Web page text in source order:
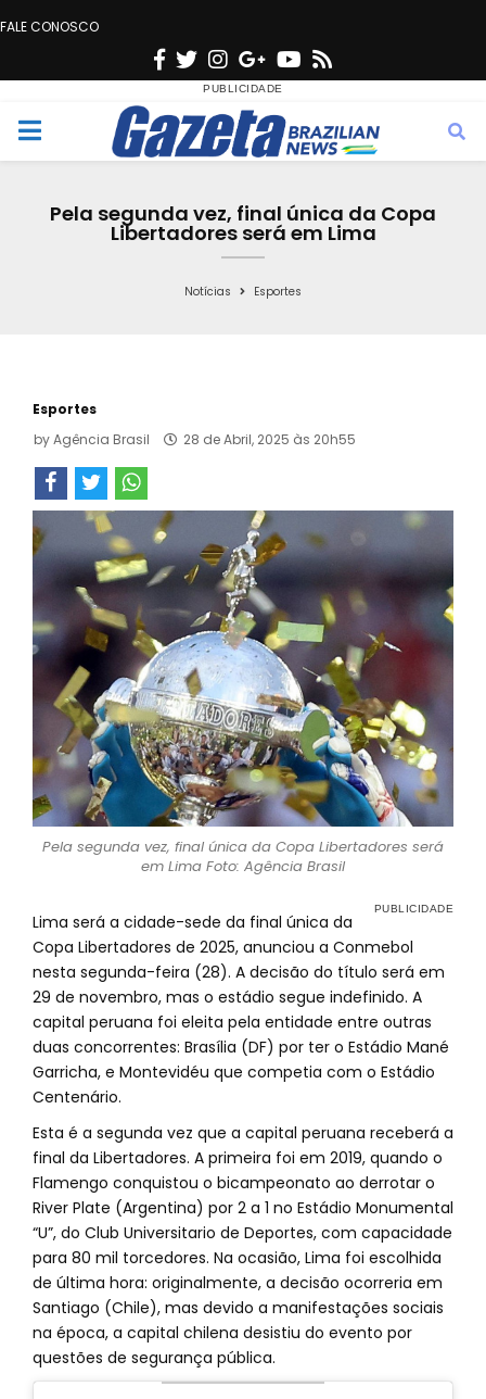
FALE CONOSCO
F
c
e
o
T
w
i
t
e
n
s
t
g
r
a
G
o
o
g
e
Y
u
t
b
s
M
Pela segunda vez, final única da Copa
Libertadores será em Lima
Notícias Esportes
Esportes
byAgência Brasil 28 de Abril, 2025 às 20h55
Pela segunda vez, final única da Copa Libertadores será
em Lima Foto: Agência Brasil
Lima será a cidade-sede da final única da
Copa Libertadores de 2025, anunciou a Conmebol
nesta segunda-feira (28). A decisão do título será em
29 de novembro, mas o estádio segue indefinido. A
capital peruana foi eleita pela entidade entre outras
duas concorrentes: Brasília (DF) por ter o Estádio Mané
Garricha, e Montevidéu que competia com o Estádio
Centenário.
Esta é a segunda vez que a capital peruana receberá a
final da Libertadores. A primeira foi em 2019, quando o
Flamengo conquistou o bicampeonato ao derrotar o
River Plate (Argentina) por 2 a 1 no Estádio Monumental
“U”, do Club Universitario de Deportes, com capacidade
para 80 mil torcedores. Na ocasião, Lima foi escolhida
de última hora: originalmente, a decisão ocorreria em
Santiago (Chile), mas devido a manifestações sociais
na época, a capital chilena desistiu do evento por
questões de segurança pública.